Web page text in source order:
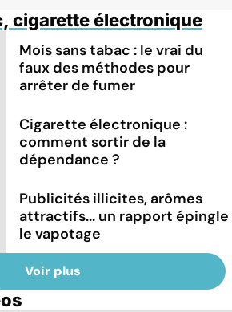
cigarette électronique
Mois sans tabac : le vrai du
faux des méthodes pour
arrêter de fumer
Cigarette électronique :
comment sortir de la
dépendance ?
Publicités illicites, arômes
attractifs... un rapport épingle
le vapotage
Voir plus